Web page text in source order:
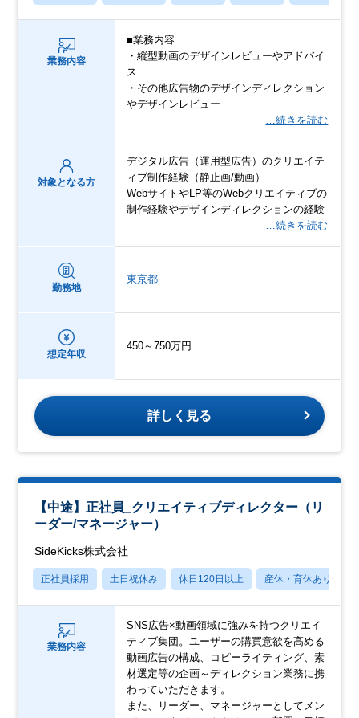
業務内容
■業務内容
・縦型動画のデザインレビューやアドバイ
ス
・その他広告物のデザインディレクション
やデザインレビュー
…続きを読む
対象となる方
デジタル広告（運用型広告）のクリエイテ
ィブ制作経験（静止画/動画）
WebサイトやLP等のWebクリエイティブの
制作経験やデザインディレクションの経験
…続きを読む
勤務地
東京都
想定年収
450～750万円
詳しく見る
【中途】正社員_クリエイティブディレクター（リ
ーダー/マネージャー）
SideKicks株式会社
正社員採用 土日祝休み 休日120日以上 産休・育休あり
業務内容
SNS広告×動画領域に強みを持つクリエイ
ティブ集団。ユーザーの購買意欲を高める
動画広告の構成、コピーライティング、素
材選定等の企画～ディレクション業務に携
わっていただきます。
また、リーダー、マネージャーとしてメン